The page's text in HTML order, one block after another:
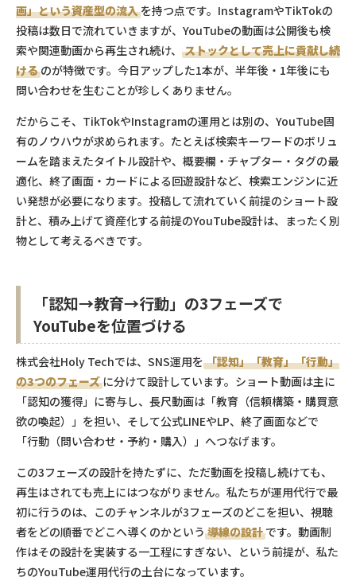
画」という資産型の流入 を持つ点です。InstagramやTikTokの
投稿は数日で流れていきますが、YouTubeの動画は公開後も検
索や関連動画から再生され続け、 ストックとして売上に貢献し続
ける のが特徴です。今日アップした1本が、半年後・1年後にも
問い合わせを生むことが珍しくありません。
だからこそ、TikTokやInstagramの運用とは別の、YouTube固
有のノウハウが求められます。たとえば検索キーワードのボリュ
ームを踏まえたタイトル設計や、概要欄・チャプター・タグの最
適化、終了画面・カードによる回遊設計など、検索エンジンに近
い発想が必要になります。投稿して流れていく前提のショート設
計と、積み上げて資産化する前提のYouTube設計は、まったく別
物として考えるべきです。
「認知→教育→行動」の3フェーズで
YouTubeを位置づける
株式会社Holy Techでは、SNS運用を 「認知」「教育」「行動」
の3つのフェーズ に分けて設計しています。ショート動画は主に
「認知の獲得」に寄与し、長尺動画は「教育（信頼構築・購買意
欲の喚起）」を担い、そして公式LINEやLP、終了画面などで
「行動（問い合わせ・予約・購入）」へつなげます。
この3フェーズの設計を持たずに、ただ動画を投稿し続けても、
再生はされても売上にはつながりません。私たちが運用代行で最
初に行うのは、このチャンネルが3フェーズのどこを担い、視聴
者をどの順番でどこへ導くのかという 導線の設計 です。動画制
作はその設計を実装する一工程にすぎない、という前提が、私た
ちのYouTube運用代行の土台になっています。